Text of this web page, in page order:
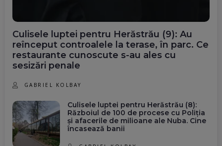
Culisele luptei pentru Herăstrău (9): Au
reînceput controalele la terase, în parc. Ce
restaurante cunoscute s-au ales cu
sesizări penale
GABRIEL KOLBAY
Culisele luptei pentru Herăstrău (8):
Războiul de 100 de procese cu Poliția
și afacerile de milioane ale Nuba. Cine
încasează banii